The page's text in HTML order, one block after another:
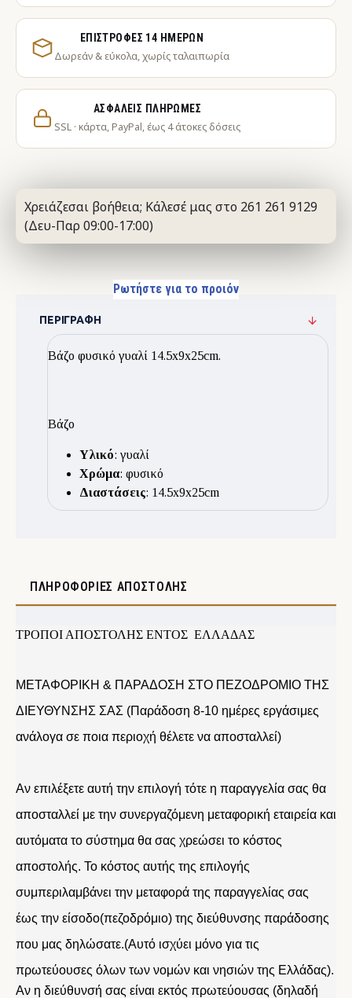
ΕΠΙΣΤΡΟΦΈΣ 14 ΗΜΕΡΏΝ
Δωρεάν & εύκολα, χωρίς ταλαιπωρία
ΑΣΦΑΛΕΊΣ ΠΛΗΡΩΜΈΣ
SSL · κάρτα, PayPal, έως 4 άτοκες δόσεις
Χρειάζεσαι βοήθεια; Κάλεσέ μας στο 261 261 9129
(Δευ-Παρ 09:00-17:00)
Ρωτήστε για το προιόν
ΠΕΡΙΓΡΑΦΉ
Βάζο φυσικό γυαλί 14.5x9x25cm.
Βάζο
Υλικό: γυαλί
Χρώμα: φυσικό
Διαστάσεις: 14.5x9x25cm
ΠΛΗΡΟΦΟΡΊΕΣ ΑΠΟΣΤΟΛΉΣ
ΤΡΟΠΟΙ ΑΠΟΣΤΟΛΗΣ ΕΝΤΟΣ ΕΛΛΑΔΑΣ
ΜΕΤΑΦΟΡΙΚΗ & ΠΑΡΑΔΟΣΗ ΣΤΟ ΠΕΖΟΔΡΟΜΙΟ ΤΗΣ
ΔΙΕΥΘΥΝΣΗΣ ΣΑΣ (Παράδοση 8-10 ημέρες εργάσιμες
ανάλογα σε ποια περιοχή θέλετε να αποσταλλεί)
Αν επιλέξετε αυτή την επιλογή τότε η παραγγελία σας θα
αποσταλλεί με την συνεργαζόμενη μεταφορική εταιρεία και
αυτόματα το σύστημα θα σας χρεώσει το κόστος
αποστολής. Το κόστος αυτής της επιλογής
συμπεριλαμβάνει την μεταφορά της παραγγελίας σας
έως την είσοδο(πεζοδρόμιο) της διεύθυνσης παράδοσης
που μας δηλώσατε.(Αυτό ισχύει μόνο για τις
πρωτεύουσες όλων των νομών και νησιών της Ελλάδας).
Αν η διεύθυνσή σας είναι εκτός πρωτεύουσας (δηλαδή